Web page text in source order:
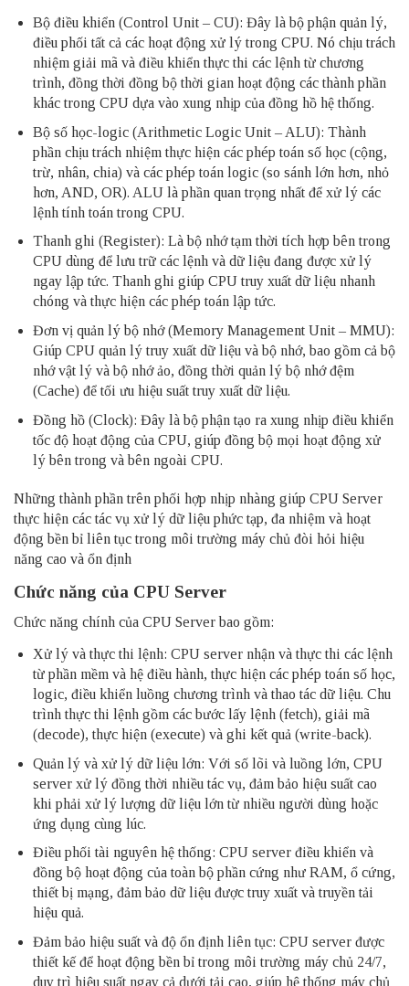
Bộ điều khiển (Control Unit – CU): Đây là bộ phận quản lý,
điều phối tất cả các hoạt động xử lý trong CPU. Nó chịu trách
nhiệm giải mã và điều khiển thực thi các lệnh từ chương
trình, đồng thời đồng bộ thời gian hoạt động các thành phần
khác trong CPU dựa vào xung nhịp của đồng hồ hệ thống.
Bộ số học-logic (Arithmetic Logic Unit – ALU): Thành
phần chịu trách nhiệm thực hiện các phép toán số học (cộng,
trừ, nhân, chia) và các phép toán logic (so sánh lớn hơn, nhỏ
hơn, AND, OR). ALU là phần quan trọng nhất để xử lý các
lệnh tính toán trong CPU.
Thanh ghi (Register): Là bộ nhớ tạm thời tích hợp bên trong
CPU dùng để lưu trữ các lệnh và dữ liệu đang được xử lý
ngay lập tức. Thanh ghi giúp CPU truy xuất dữ liệu nhanh
chóng và thực hiện các phép toán lập tức.
Đơn vị quản lý bộ nhớ (Memory Management Unit – MMU):
Giúp CPU quản lý truy xuất dữ liệu và bộ nhớ, bao gồm cả bộ
nhớ vật lý và bộ nhớ ảo, đồng thời quản lý bộ nhớ đệm
(Cache) để tối ưu hiệu suất truy xuất dữ liệu.
Đồng hồ (Clock): Đây là bộ phận tạo ra xung nhịp điều khiển
tốc độ hoạt động của CPU, giúp đồng bộ mọi hoạt động xử
lý bên trong và bên ngoài CPU.
Những thành phần trên phối hợp nhịp nhàng giúp CPU Server
thực hiện các tác vụ xử lý dữ liệu phức tạp, đa nhiệm và hoạt
động bền bỉ liên tục trong môi trường máy chủ đòi hỏi hiệu
năng cao và ổn định
Chức năng của CPU Server
Chức năng chính của CPU Server bao gồm:
Xử lý và thực thi lệnh: CPU server nhận và thực thi các lệnh
từ phần mềm và hệ điều hành, thực hiện các phép toán số học,
logic, điều khiển luồng chương trình và thao tác dữ liệu. Chu
trình thực thi lệnh gồm các bước lấy lệnh (fetch), giải mã
(decode), thực hiện (execute) và ghi kết quả (write-back).
Quản lý và xử lý dữ liệu lớn: Với số lõi và luồng lớn, CPU
server xử lý đồng thời nhiều tác vụ, đảm bảo hiệu suất cao
khi phải xử lý lượng dữ liệu lớn từ nhiều người dùng hoặc
ứng dụng cùng lúc.
Điều phối tài nguyên hệ thống: CPU server điều khiển và
đồng bộ hoạt động của toàn bộ phần cứng như RAM, ổ cứng,
thiết bị mạng, đảm bảo dữ liệu được truy xuất và truyền tải
hiệu quả.
Đảm bảo hiệu suất và độ ổn định liên tục: CPU server được
thiết kế để hoạt động bền bỉ trong môi trường máy chủ 24/7,
duy trì hiệu suất ngay cả dưới tải cao, giúp hệ thống máy chủ